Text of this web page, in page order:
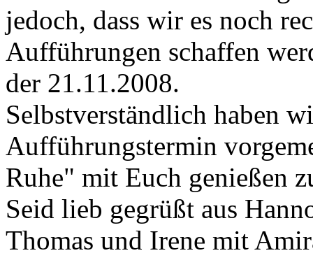
jedoch, dass wir es noch
Aufführungen schaffen
der 21.11.2008.
Selbstverständlich haben
Aufführungstermin
Ruhe" mit Euch genießen
Seid lieb gegrüßt aus
Thomas und Irene mit